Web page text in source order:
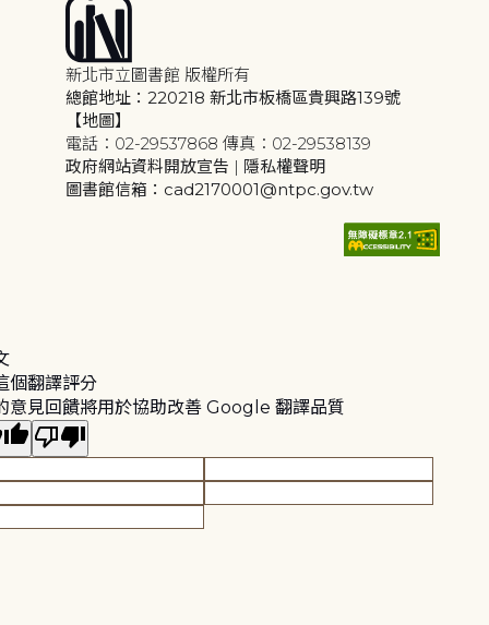
新北市立圖書館 版權所有
總館地址：220218 新北市板橋區貴興路139號
【地圖】
電話：02-29537868 傳真：02-29538139
政府網站資料開放宣告 | 隱私權聲明
圖書館信箱：cad2170001@ntpc.gov.tw
個翻譯評分
意見回饋將用於協助改善 Google 翻譯品質